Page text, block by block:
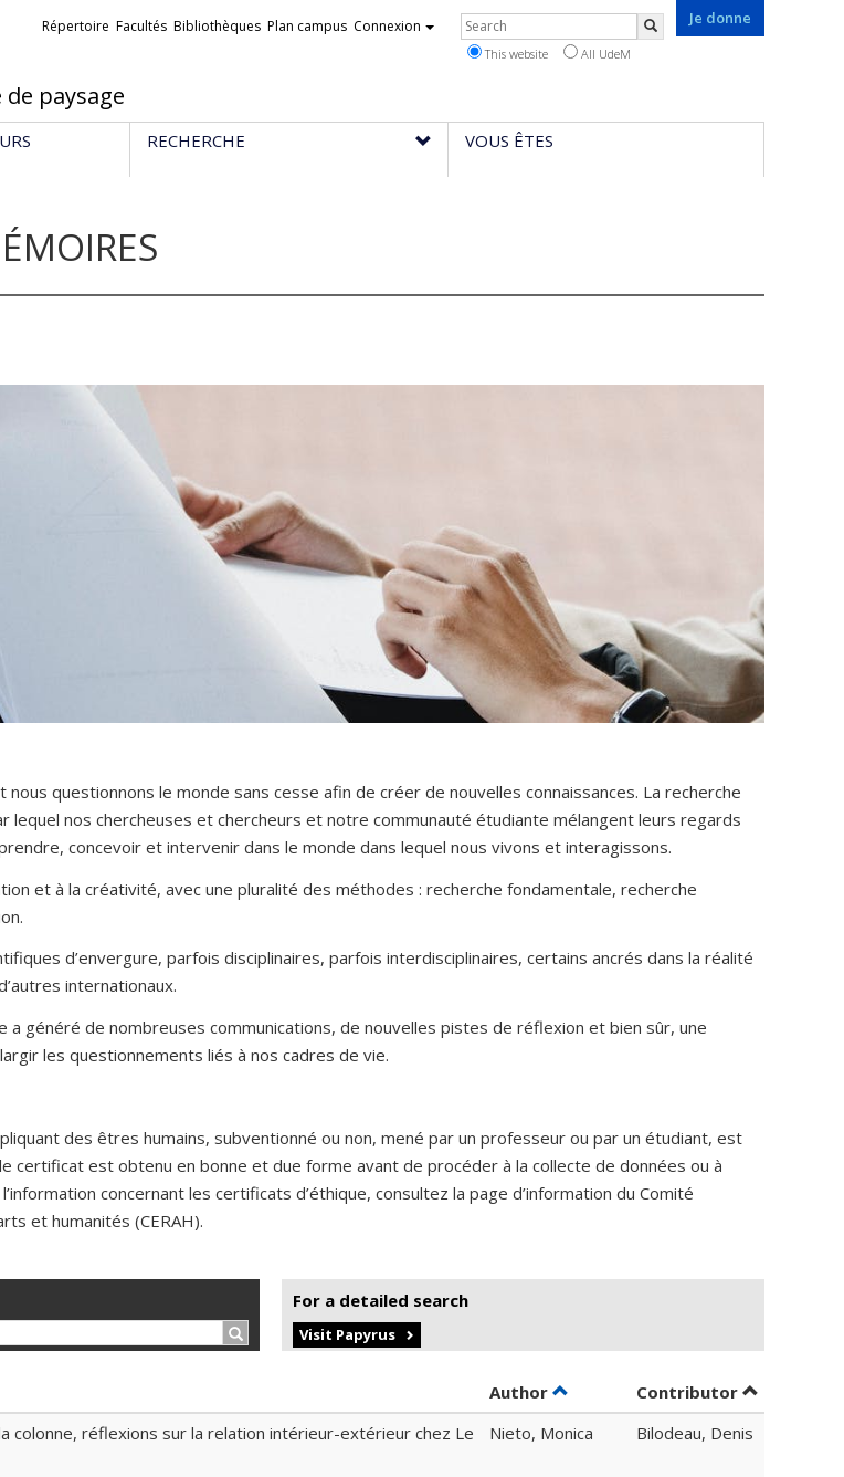
paysage
Je donne
Liens
Répertoire Facultés Bibliothèques Plan campus Connexion Rechercher
This website All UdeM
RECHERCHE VOUS ÊTES
nous questionnons le monde sans cesse afin de créer de nouvelles connaissances. La recherche
lequel nos chercheuses et chercheurs et notre communauté étudiante mélangent leurs regards
concevoir et intervenir dans le monde dans lequel nous vivons et interagissons.
et à la créativité, avec une pluralité des méthodes : recherche fondamentale, recherche
d’envergure, parfois disciplinaires, parfois interdisciplinaires, certains ancrés dans la réalité
internationaux.
a généré de nombreuses communications, de nouvelles pistes de réflexion et bien sûr, une
les questionnements liés à nos cadres de vie.
des êtres humains, subventionné ou non, mené par un professeur ou par un étudiant, est
certificat est obtenu en bonne et due forme avant de procéder à la collecte de données ou à
concernant les certificats d’éthique, consultez la page d’information du Comité
et humanités (CERAH).
Search…
For a detailed search
Visit Papyrus
order
descending order Author Sort by author in descending
Contributor by
colonne, réflexions sur la relation intérieur-extérieur chez Le
Nieto, Monica Bilodeau, Denis